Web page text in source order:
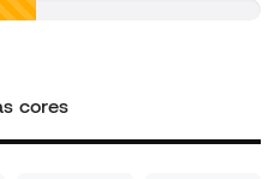
cores